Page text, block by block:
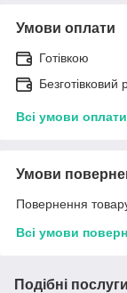
Умови оплати
Готівкою
Всі умови оплати
Умови
Повернення
Всі умови
Подібні